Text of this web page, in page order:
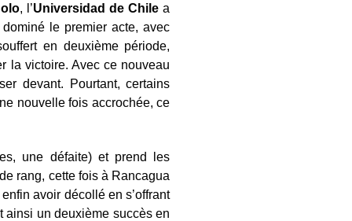
, l’Universidad de Chile a
le premier acte, avec
en deuxième période,
la victoire. Avec ce nouveau
devant. Pourtant, certains
nouvelle fois accrochée, ce
une défaite) et prend les
rang, cette fois à Rancagua
avoir décollé en s’offrant
ainsi un deuxième succès en